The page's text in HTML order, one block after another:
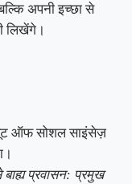
अपनी इच्छा से
लिखेंगे।
ऑफ सोशल साइंसेज़
प्रवासन: प्रमुख